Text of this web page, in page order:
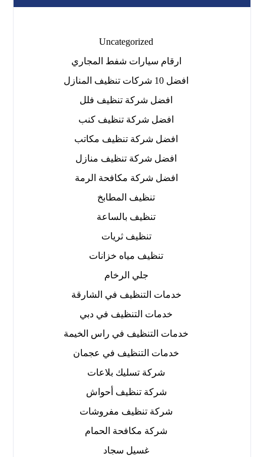
Uncategorized
ارقام سيارات شفط المجاري
افضل 10 شركات تنظيف المنازل
افضل شركة تنظيف فلل
افضل شركة تنظيف كنب
افضل شركة تنظيف مكاتب
افضل شركة تنظيف منازل
افضل شركة مكافحة الرمة
تنظيف المطابخ
تنظيف بالساعة
تنظيف ثريات
تنظيف مياه خزانات
جلي الرخام
خدمات التنظيف في الشارقة
خدمات التنظيف في دبي
خدمات التنظيف في راس الخيمة
خدمات التنظيف في عجمان
شركة تسليك بلاعات
شركة تنظيف أحواش
شركة تنظيف مفروشات
شركة مكافحة الحمام
غسيل سجاد